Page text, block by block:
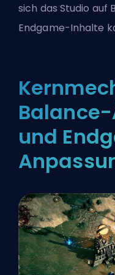
sich das Studio auf
Endgame-Inhalte
und